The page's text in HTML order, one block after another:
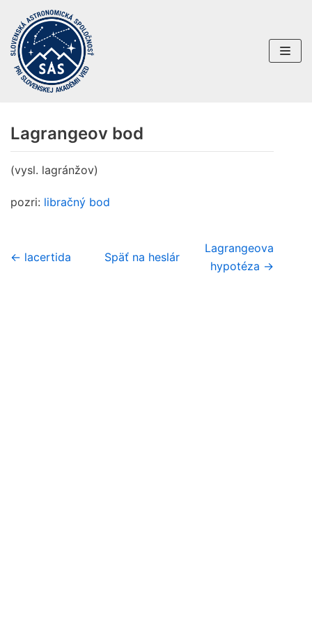
Preskočiť
na
obsah
Lagrangeov bod
(vysl. lagránžov)
pozri: libračný bod
← lacertida Späť na heslár
Lagrangeova
hypotéza →